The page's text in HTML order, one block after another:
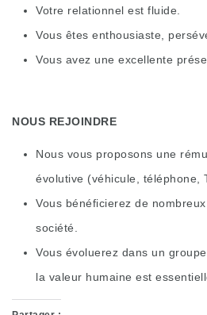
Votre relationnel est fluide.
Vous êtes enthousiaste,
Vous avez une excellente
NOUS REJOINDRE
Nous vous proposons une
évolutive (véhicule, téléphone,
Vous bénéficierez de
société.
Vous évoluerez dans un
la valeur humaine est